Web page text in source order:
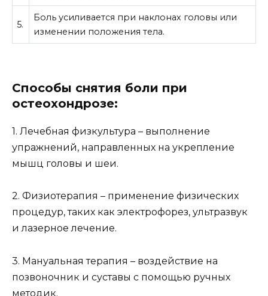
5.
Боль усиливается при наклонах головы или
изменении положения тела.
Способы снятия боли при
остеохондрозе:
1. Лечебная физкультура – выполнение
упражнений, направленных на укрепление
мышц головы и шеи.
2. Физиотерапия – применение физических
процедур, таких как электрофорез, ультразвук
и лазерное лечение.
3. Мануальная терапия – воздействие на
позвоночник и суставы с помощью ручных
методик.